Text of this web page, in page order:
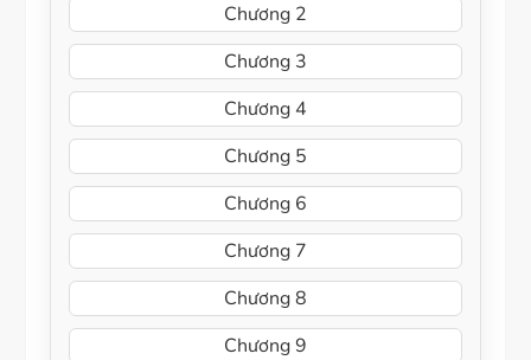
Chương 2
Chương 3
Chương 4
Chương 5
Chương 6
Chương 7
Chương 8
Chương 9